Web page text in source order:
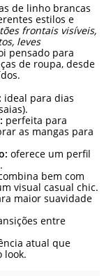
de linho brancas
estilos e
frontais visíveis,
leves
pensado para
de roupa, desde
ideal para dias
perfeita para
as mangas para
oferece um perfil
bem com
visual casual chic.
maior suavidade
entre
atual que
look.